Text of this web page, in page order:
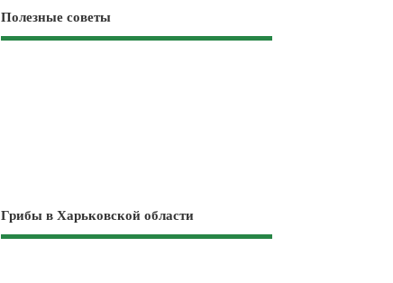
Полезные советы
Грибы в Харьковской области